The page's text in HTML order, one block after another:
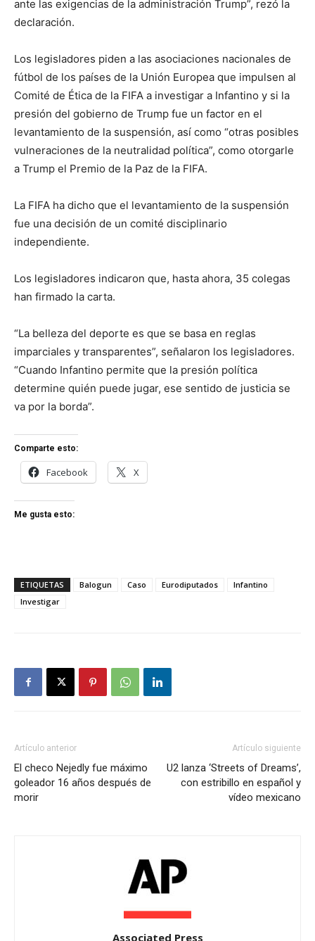
ante las exigencias de la administración Trump”, rezó la
declaración.
Los legisladores piden a las asociaciones nacionales de
fútbol de los países de la Unión Europea que impulsen al
Comité de Ética de la FIFA a investigar a Infantino y si la
presión del gobierno de Trump fue un factor en el
levantamiento de la suspensión, así como “otras posibles
vulneraciones de la neutralidad política”, como otorgarle
a Trump el Premio de la Paz de la FIFA.
La FIFA ha dicho que el levantamiento de la suspensión
fue una decisión de un comité disciplinario
independiente.
Los legisladores indicaron que, hasta ahora, 35 colegas
han firmado la carta.
“La belleza del deporte es que se basa en reglas
imparciales y transparentes”, señalaron los legisladores.
“Cuando Infantino permite que la presión política
determine quién puede jugar, ese sentido de justicia se
va por la borda”.
Comparte esto:
Facebook X
Me gusta esto:
ETIQUETAS Balogun Caso Eurodiputados
Infantino
Investigar
Artículo anterior
El checo Nejedly fue máximo
goleador 16 años después de
morir
Artículo siguiente
U2 lanza ‘Streets of Dreams’,
con estribillo en español y
vídeo mexicano
Associated Press